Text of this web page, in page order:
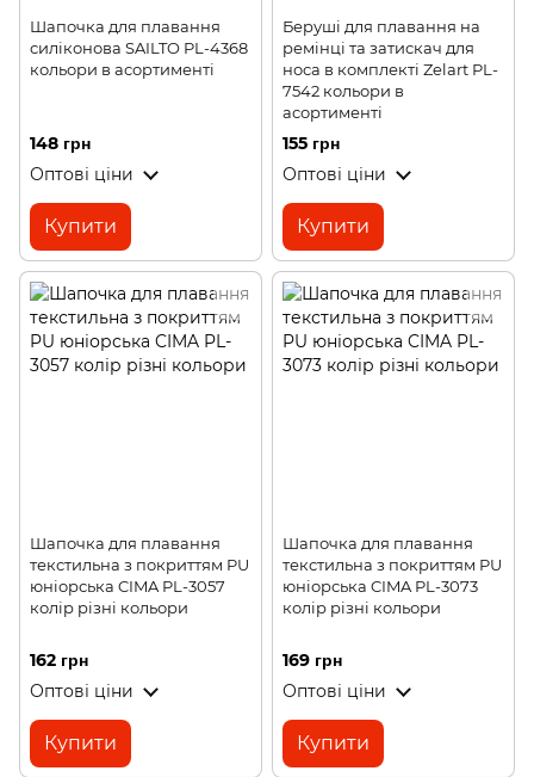
Шапочка для плавання
силіконова SAILTO PL-4368
кольори в асортименті
148 грн
Оптові ціни
Купити
Беруші для плавання на
ремінці та затискач для
носа в комплекті Zelart PL-
7542 кольори в
асортименті
155 грн
Оптові ціни
Купити
Шапочка для плавання
текстильна з покриттям PU
юніорська CIMA PL-3057
колір різні кольори
162 грн
Оптові ціни
Купити
Шапочка для плавання
текстильна з покриттям PU
юніорська CIMA PL-3073
колір різні кольори
169 грн
Оптові ціни
Купити